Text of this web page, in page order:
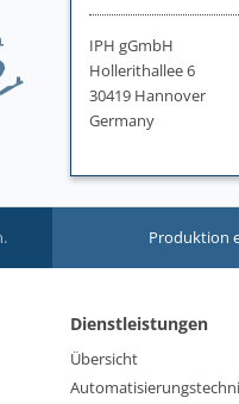
IPH gGmbH
Hollerithallee 6
30419 Hannover
Germany
Produktion
Dienstleistungen
Übersicht